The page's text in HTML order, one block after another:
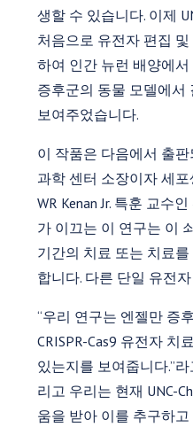
생할 수 있습니다. 이제
처음으로 유전자 편집
하여 인간 뉴런 배양에
증후군의 동물 모델에서
보여주었습니다.
이 작품은 다음에서 출
과학 센터 소장이자 세
WR Kenan Jr. 특훈 교수
가 이끄는 이 연구는 이
기간의 치료 또는 치료
합니다. 다른 단일 유전
“우리 연구는 엔젤만 증
CRISPR-Cas9 유전자 치
있는지를 보여줍니다.”
리고 우리는 현재 UNC-
움을 받아 이를 추구하고